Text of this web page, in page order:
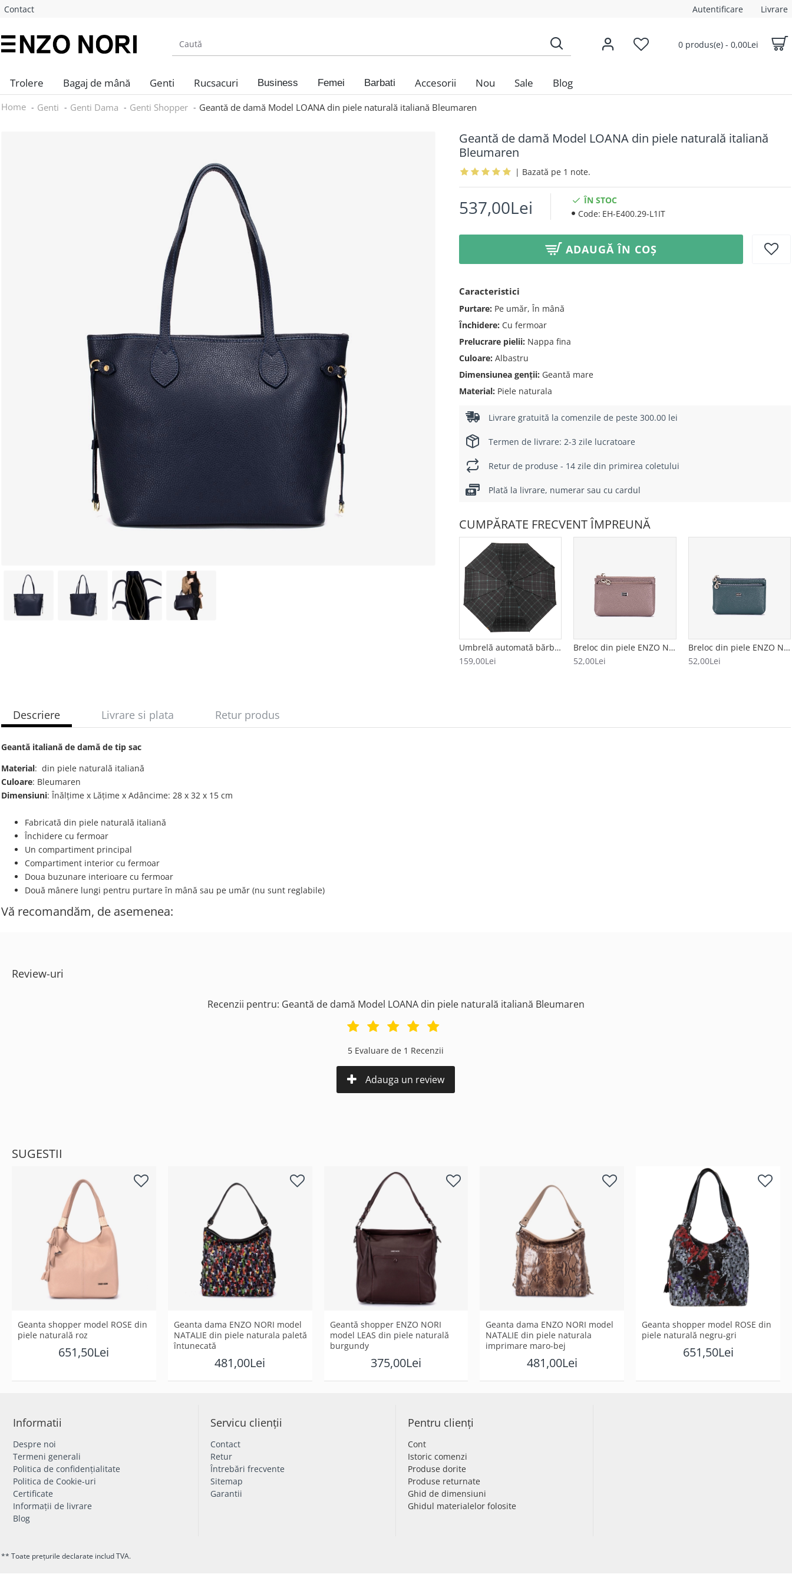
Contact Autentificare Livrare
0 produs(e) - 0,00Lei
Trolere Bagaj de mână Genti Rucsacuri Business Femei Barbati Accesorii Nou Sale Blog
Home Genti Genti Dama Genti Shopper Geantă de damă Model LOANA din piele naturală italiană Bleumaren
Geantă de damă Model LOANA din piele naturală italiană
Bleumaren
| Bazată pe 1 note.
537,00Lei
ÎN STOC
Code: EH-E400.29-L1IT
ADAUGĂ ÎN COȘ
Caracteristici
Purtare: Pe umăr, În mână
Închidere: Cu fermoar
Prelucrare pielii: Nappa fina
Culoare: Albastru
Dimensiunea genții: Geantă mare
Material: Piele naturala
Livrare gratuită la comenzile de peste 300.00 lei
Termen de livrare: 2-3 zile lucratoare
Retur de produse - 14 zile din primirea coletului
Plată la livrare, numerar sau cu cardul
CUMPĂRATE FRECVENT ÎMPREUNĂ
Umbrelă automată bărbați model CUADRADO negru-verde
159,00Lei
Breloc din piele ENZO NORI model FILL bej
52,00Lei
Breloc din piele ENZO NORI model FILL albastru
52,00Lei
Descriere Livrare si plata Retur produs
Geantă italiană de damă de tip sac
Material: din piele naturală italiană
Culoare: Bleumaren
Dimensiuni: Înălțime x Lățime х Adâncime: 28 х 32 х 15 cm
Fabricată din piele naturală italiană
Închidere cu fermoar
Un compartiment principal
Compartiment interior cu fermoar
Doua buzunare interioare cu fermoar
Două mânere lungi pentru purtare în mână sau pe umăr (nu sunt reglabile)
Vă recomandăm, de asemenea:
Review-uri
Recenzii pentru: Geantă de damă Model LOANA din piele naturală italiană Bleumaren
5 Evaluare de 1 Recenzii
Adauga un review
SUGESTII
Geanta shopper model ROSE din
piele naturală roz
651,50Lei
Geantа damа ENZO NORI model
NATALIE din piele naturalа paletă
întunecată
481,00Lei
Geantă shopper ENZO NORI
model LEAS din piele naturală
burgundy
375,00Lei
Geantа damа ENZO NORI model
NATALIE din piele naturalа
imprimare maro-bej
481,00Lei
Geanta shopper model ROSE din
piele naturală negru-gri
651,50Lei
Informatii
Despre noi
Termeni generali
Politica de confidențialitate
Politica de Cookie-uri
Certificate
Informații de livrare
Blog
Servicu clienții
Contact
Retur
Întrebări frecvente
Sitemap
Garantii
Pentru clienți
Cont
Istoric comenzi
Produse dorite
Produse returnate
Ghid de dimensiuni
Ghidul materialelor folosite
** Toate prețurile declarate includ TVA.